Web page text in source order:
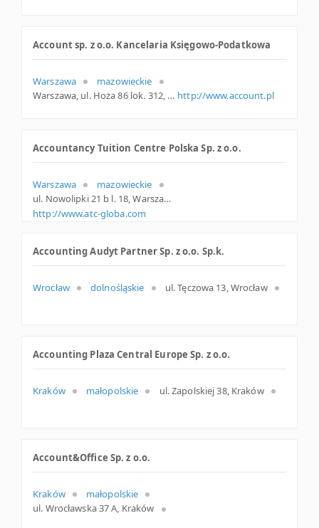
Account sp. z o.o. Kancelaria Księgowo-Podatkowa
Warszawa
mazowieckie
Warszawa, ul. Hoża 86 lok. 312, mazowieckie http://www.account.pl
Accountancy Tuition Centre Polska Sp. z o.o.
Warszawa
mazowieckie
ul. Nowolipki 21 b l. 18, Warszawa
http://www.atc-globa.com
Accounting Audyt Partner Sp. z o.o. Sp.k.
Wrocław dolnośląskie ul. Tęczowa 13, Wrocław
Accounting Plaza Central Europe Sp. z o.o.
Kraków małopolskie ul. Zapolskiej 38, Kraków
Account&Office Sp. z o.o.
Kraków
małopolskie
ul. Wrocławska 37 A, Kraków